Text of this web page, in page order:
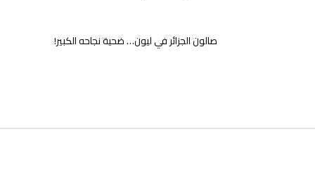
صالون الجزائر في ليون… ضحية نجاحه الكبير!